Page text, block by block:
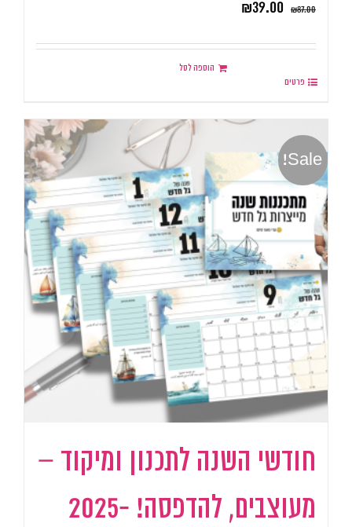
₪87.00
₪39.00
הוספה לסל
פרטים
Sale!
חודשי השנה לתכנון ומיקוד –
מעוצבים, להדפסה! 2025-